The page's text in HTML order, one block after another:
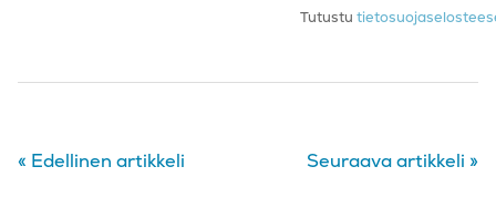
Tutustu
« Edellinen artikkeli Seuraava artikkeli »